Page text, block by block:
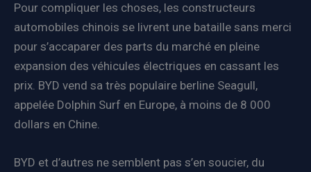
Pour compliquer les choses, les constructeurs
automobiles chinois se livrent une bataille sans merci
pour s’accaparer des parts du marché en pleine
expansion des véhicules électriques en cassant les
prix. BYD vend sa très populaire berline Seagull,
appelée Dolphin Surf en Europe, à moins de 8 000
dollars en Chine.
BYD et d’autres ne semblent pas s’en soucier, du